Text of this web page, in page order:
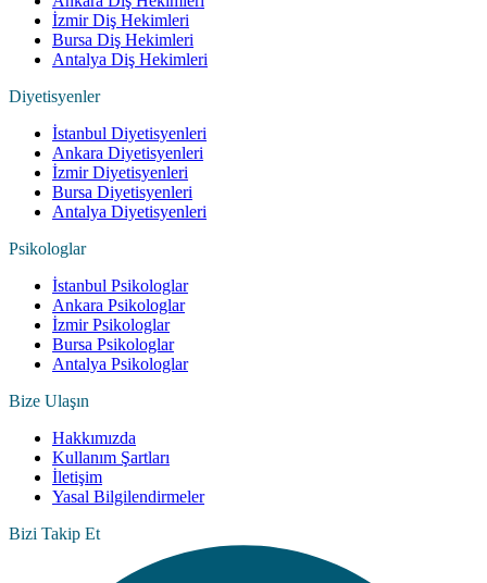
İzmir Diş Hekimleri
Bursa Diş Hekimleri
Antalya Diş Hekimleri
Diyetisyenler
İstanbul Diyetisyenleri
Ankara Diyetisyenleri
İzmir Diyetisyenleri
Bursa Diyetisyenleri
Antalya Diyetisyenleri
Psikologlar
İstanbul Psikologlar
Ankara Psikologlar
İzmir Psikologlar
Bursa Psikologlar
Antalya Psikologlar
Bize Ulaşın
Hakkımızda
Kullanım Şartları
İletişim
Yasal Bilgilendirmeler
Bizi Takip Et